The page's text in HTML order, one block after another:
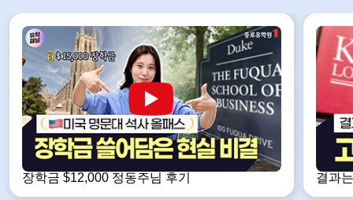
장학금 $12,000 정동주님 후기
결과